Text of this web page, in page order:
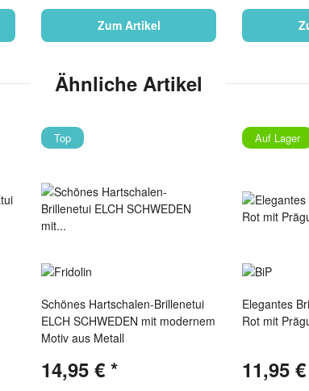
Zum Artikel
Ähnliche Artikel
Top
Schönes Hartschalen-Brillenetui
ELCH SCHWEDEN mit modernem
Motiv aus Metall
14,95 € *
Auf Lager
Elegantes
Rot mit
11,95 €